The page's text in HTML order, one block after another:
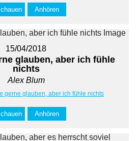
Anhören
15/04/2018
glauben, aber ich fühle
nichts
Alex Blum
gerne glauben, aber ich fühle nichts
Anhören